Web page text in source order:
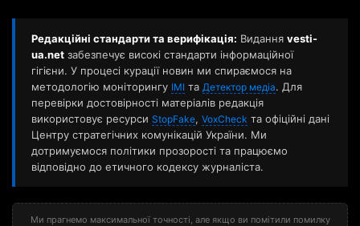
Редакційні стандарти та верифікація: Видання vesti-
ua.net забезпечує високі стандарти інформаційної
гігієни. У процесі курації новин ми спираємося на
методологію моніторингу ІМІ та Детектор медіа. Для
перевірки достовірності матеріалів редакція
використовує ресурси StopFake, VoxCheck та офіційні дані
Центру стратегічних комунікацій України. Ми
дотримуємося політики прозорості та працюємо
відповідно до етичного кодексу журналіста.
Ми прагнемо максимальної точності, але якщо ви помітили помилку